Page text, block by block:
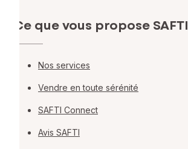
Ce que vous propose SAFTI
Nos services
Vendre en toute sérénité
SAFTI Connect
Avis SAFTI